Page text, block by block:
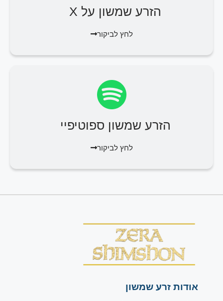
הזרע שמשון על X
לחץ לביקור
הזרע שמשון ספוטיפיי
לחץ לביקור
אודות זרע שמשון